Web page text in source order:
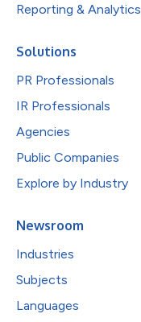
Reporting & Analytics
Solutions
PR Professionals
IR Professionals
Agencies
Public Companies
Explore by Industry
Newsroom
Industries
Subjects
Languages